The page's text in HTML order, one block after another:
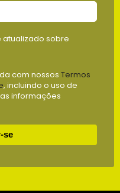
atualizado sobre
com nossos Termos
, incluindo o uso de
informações
se